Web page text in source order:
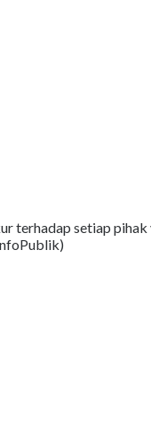
terhadap setiap